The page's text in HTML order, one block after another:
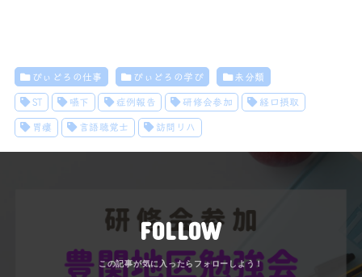
びぃどろの仕事 びぃどろの学び 未分類
ST 嚥下 症例報告 研修会参加 経口摂取
胃瘻 言語聴覚士 訪問リハ
FOLLOW